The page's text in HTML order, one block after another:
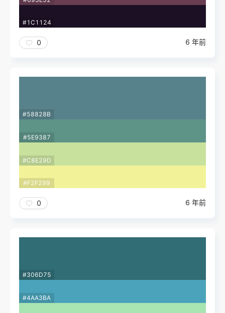
#1C1124
0 6 年前
#58828B
#5E9387
#C8E29D
#F2F299
0 6 年前
#306D75
#4AA3BA